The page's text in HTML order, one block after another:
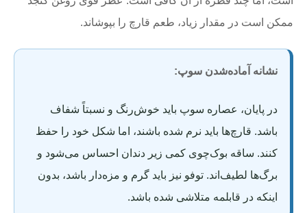
ممکن است در مقدار زیاد، طعم قارچ را بپوشاند.
نشانه آماده‌شدن سوپ:
در پایان، عصاره سوپ باید خوش‌رنگ و نسبتاً شفاف
باشد. قارچ‌ها باید نرم شده باشند، اما شکل خود را حفظ
کنند. ساقه بوک‌چوی کمی زیر دندان احساس می‌شود و
برگ‌ها لطیف‌اند. توفو نیز باید گرم و مزه‌دار باشد، بدون
اینکه در قابلمه متلاشی شده باشد.